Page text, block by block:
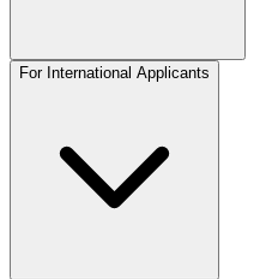
For International Applicants